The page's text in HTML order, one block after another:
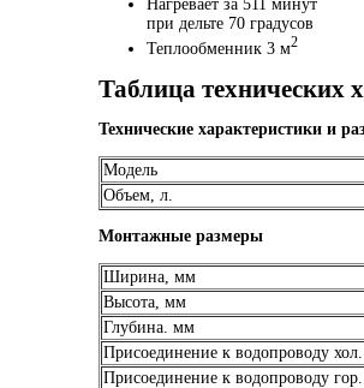
Нагревает за 511 минут
при дельте 70 градусов
Теплообменник 3 м2
Таблица технических
Технические характеристики и
Модель
Объем, л.
Монтажные размеры
Ширина, мм
Высота, мм
Глубина. мм
Присоединение к водопроводу
Присоединение к водопроводу